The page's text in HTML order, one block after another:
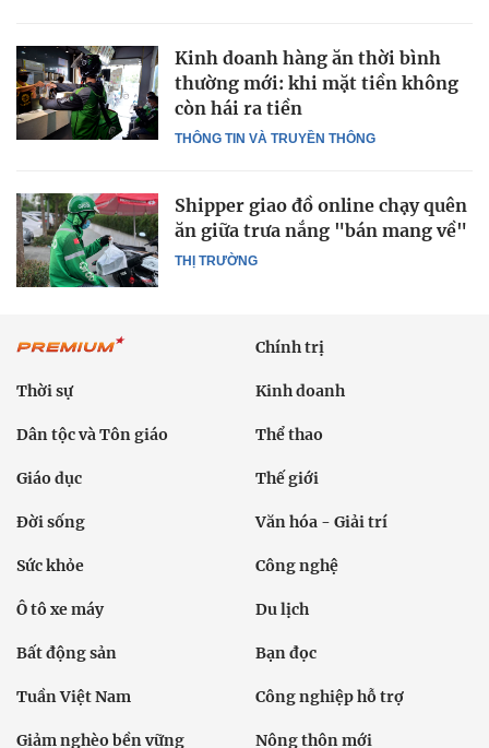
THÔNG TIN VÀ TRUYỀN THÔNG
Kinh doanh hàng ăn thời bình
thường mới: khi mặt tiền không
còn hái ra tiền
THỊ TRƯỜNG
Shipper giao đồ online chạy quên
ăn giữa trưa nắng "bán mang về"
Chính trị
Thời sự Kinh doanh
Dân tộc và Tôn giáo Thể thao
Giáo dục Thế giới
Đời sống Văn hóa - Giải trí
Sức khỏe Công nghệ
Ô tô xe máy Du lịch
Bất động sản Bạn đọc
Tuần Việt Nam Công nghiệp hỗ trợ
Giảm nghèo bền vững Nông thôn mới